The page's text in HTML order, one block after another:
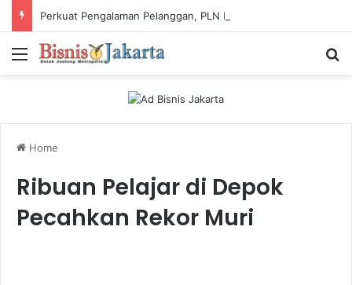
Menu
Home
Ribuan Pelajar di Depok
Pecahkan Rekor Muri